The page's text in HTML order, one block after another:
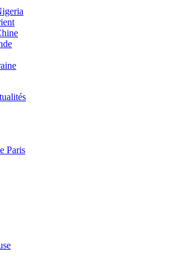
Paris